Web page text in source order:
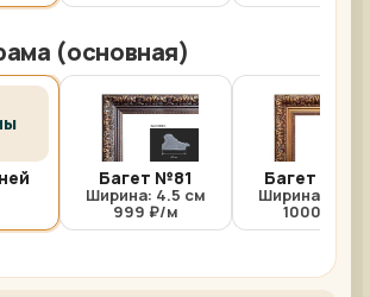
(основная)
Багет №81
Ширина: 4.5 см
999 ₽/м
Багет №81/
Ширина: 4.5
1000 ₽/м